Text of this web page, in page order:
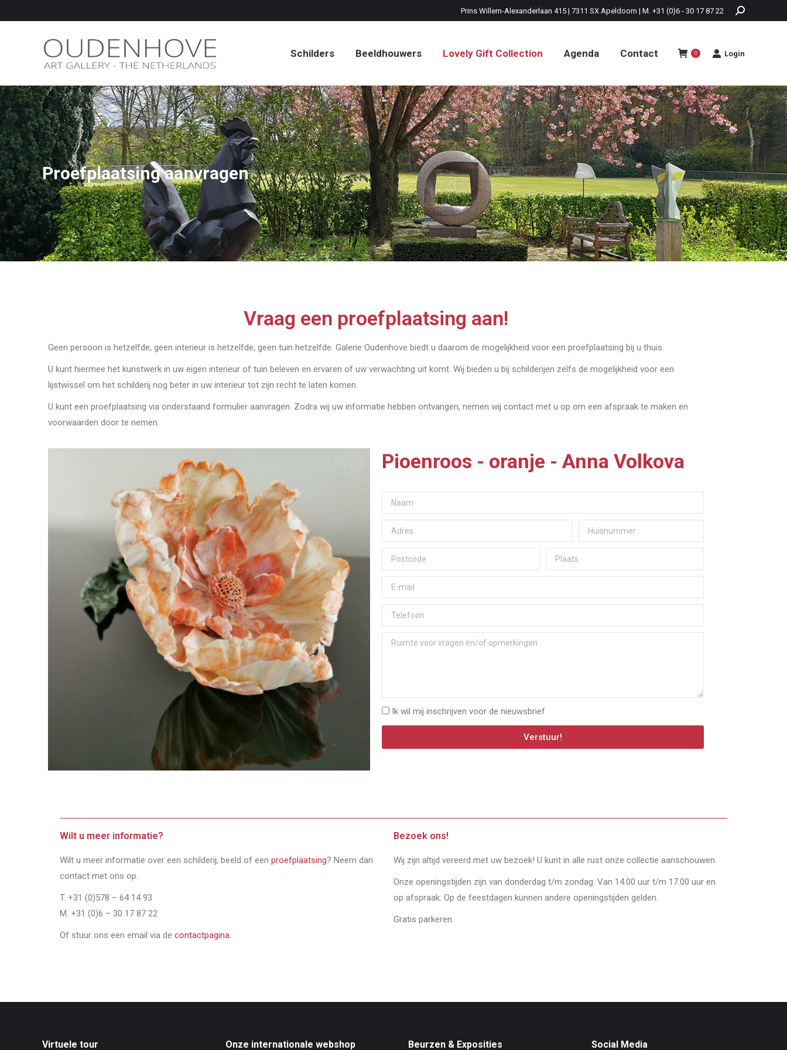
Prins Willem-Alexanderlaan 415 | 7311 SX Apeldoorn | M. +31 (0)6 - 30 17 87 22
Schilders Beeldhouwers Lovely Gift Collection Agenda Contact 0 Login
Proefplaatsing aanvragen
Vraag een proefplaatsing aan!
Geen persoon is hetzelfde, geen interieur is hetzelfde, geen tuin hetzelfde. Galerie Oudenhove biedt u daarom de mogelijkheid voor een proefplaatsing bij u thuis.
U kunt hiermee het kunstwerk in uw eigen interieur of tuin beleven en ervaren of uw verwachting uit komt. Wij bieden u bij schilderijen zelfs de mogelijkheid voor een
lijstwissel om het schilderij nog beter in uw interieur tot zijn recht te laten komen.
U kunt een proefplaatsing via onderstaand formulier aanvragen. Zodra wij uw informatie hebben ontvangen, nemen wij contact met u op om een afspraak te maken en
voorwaarden door te nemen.
Pioenroos - oranje - Anna Volkova
Ik wil mij inschrijven voor de nieuwsbrief
Verstuur!
Wilt u meer informatie?
Wilt u meer informatie over een schilderij, beeld of een proefplaatsing? Neem dan
contact met ons op.
T. +31 (0)578 – 64 14 93
M. +31 (0)6 – 30 17 87 22
Of stuur ons een email via de contactpagina.
Bezoek ons!
Wij zijn altijd vereerd met uw bezoek! U kunt in alle rust onze collectie aanschouwen.
Onze openingstijden zijn van donderdag t/m zondag. Van 14.00 uur t/m 17.00 uur en
op afspraak. Op de feestdagen kunnen andere openingstijden gelden.
Gratis parkeren.
Virtuele tour Onze internationale webshop Beurzen & Exposities Social Media
Schilders Beeldhouwers Lovely Gift Collection Agenda Contact Login